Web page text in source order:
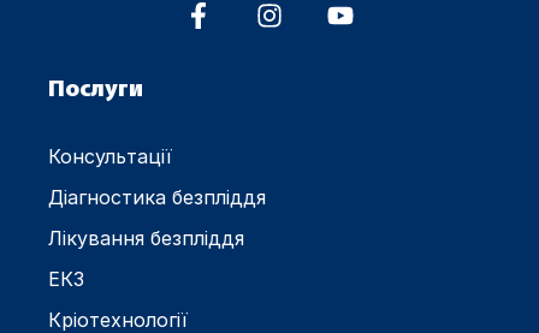
Послуги
Консультації
Діагностика безпліддя
Лікування безпліддя
ЕКЗ
Кріотехнології